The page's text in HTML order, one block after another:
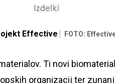
Effective FOTO:
Ti novi
organizacij ter